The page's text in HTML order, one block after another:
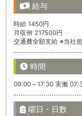
給与
時給 1450円
月収例 217500円
交通費全額支給 ※当社
時間
09:00～17:30 実働
曜日・日数